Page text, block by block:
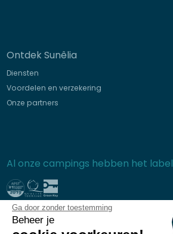
Ga door zonder toestemming
Beheer je
Ontdek Sunêlia
Diensten
Voordelen en verzekering
Onze partners
Al onze campings hebben het label
Beveiligde betaling